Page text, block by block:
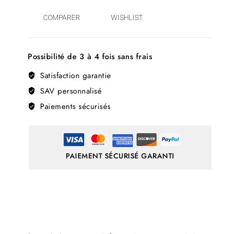
COMPARER WISHLIST
Possibilité de 3 à 4 fois sans frais
Satisfaction garantie
SAV personnalisé
Paiements sécurisés
PAIEMENT SÉCURISÉ GARANTI